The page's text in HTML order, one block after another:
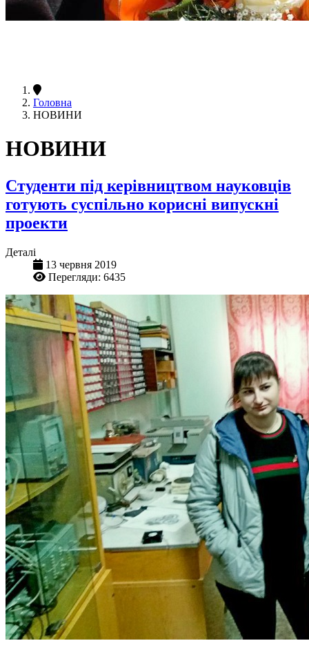
Головна
НОВИНИ
НОВИНИ
Студенти під керівництвом науковців
готують суспільно корисні випускні
проекти
Деталі
13 червня 2019
Перегляди: 6435